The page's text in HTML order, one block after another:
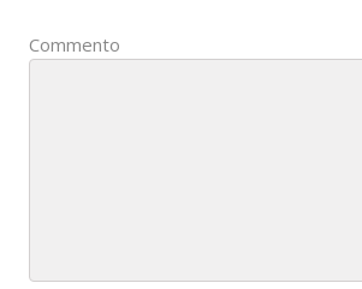
g
Commento